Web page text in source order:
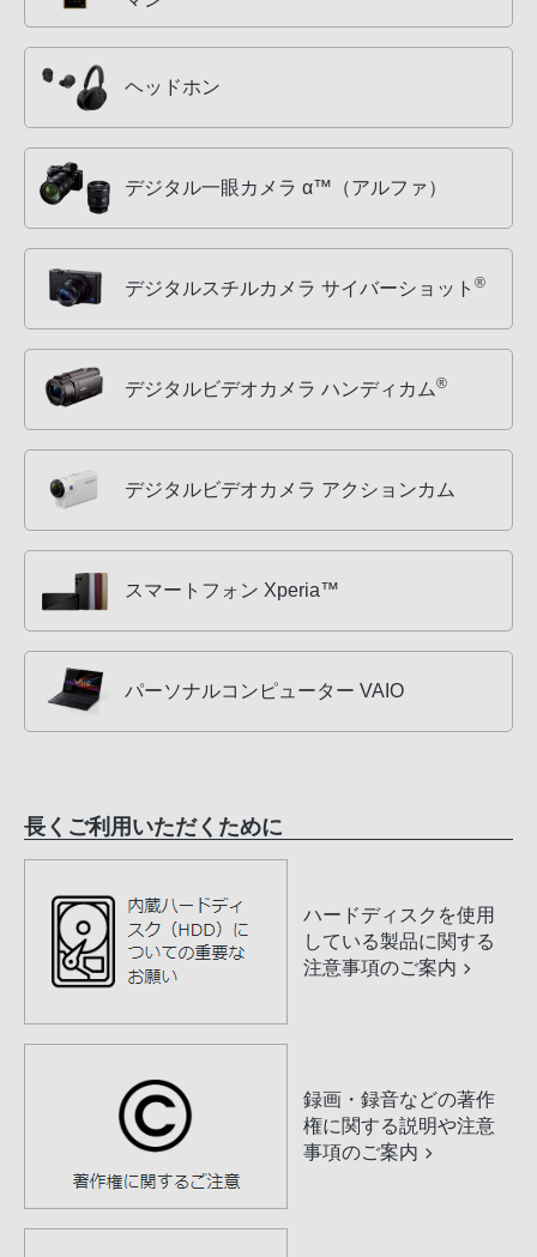
ヘッドホン
デジタル一眼カメラ α™（アルファ）
デジタルスチルカメラ サイバーショット ®
デジタルビデオカメラ ハンディカム®
デジタルビデオカメラ アクションカム
スマートフォン Xperia™
パーソナルコンピューター VAIO
長くご利用いただくために
ハードディスクを使用
している製品に関する
注意事項のご案内
録画・録音などの著作
権に関する説明や注意
事項のご案内